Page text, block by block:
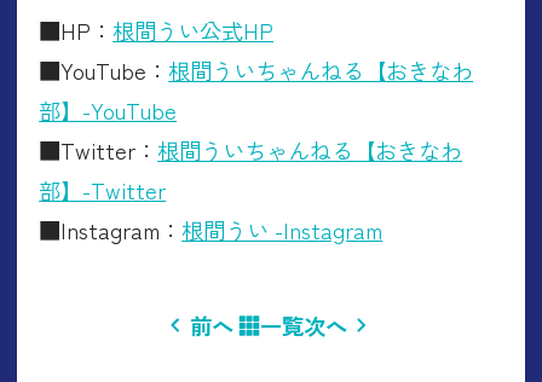
■HP：根間うい公式HP
■YouTube：根間ういちゃんねる【おきなわ
部】-YouTube
■Twitter：根間ういちゃんねる【おきなわ
部】-Twitter
■Instagram：根間うい -Instagram
前へ 一覧次へ